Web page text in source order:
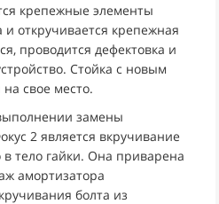
крепежные элементы
и откручивается крепежная
проводится дефектовка и
Стойка с новым
свое место.
замены
2 является вкручивание
в тело гайки. Она приварена
амортизатора
болта из